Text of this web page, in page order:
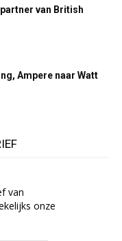
van British
Ampere naar Watt
van
onze